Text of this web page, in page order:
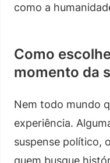
como a
Como
momento da
Nem todo mundo
experiência.
suspense político,
quem busque